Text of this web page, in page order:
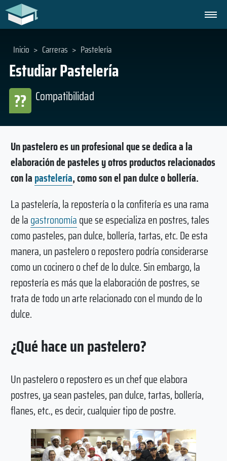
Estudiar Pastelería
Compatibilidad
??
Inicio > Carreras > Pastelería
Un pastelero es un profesional que se dedica a la
elaboración de pasteles y otros productos relacionados
con lapastelería, como son el pan dulce o bollería.
La pastelería, la repostería o la confitería es una rama
de lagastronomíaque se especializa en postres, tales
como pasteles, pan dulce, bollería, tartas, etc. De esta
manera, un pastelero o repostero podría considerarse
como un cocinero o chef de lo dulce. Sin embargo, la
repostería es más que la elaboración de postres, se
trata de todo un arte relacionado con el mundo de lo
dulce.
¿Qué hace un pastelero?
Un pastelero o repostero es un chef que elabora
postres, ya sean pasteles, pan dulce, tartas, bollería,
flanes, etc., es decir, cualquier tipo de postre.